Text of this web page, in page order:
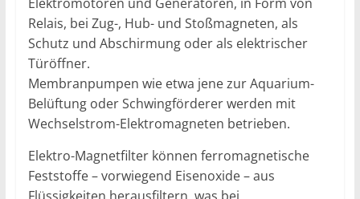
Relais, bei Zug-, Hub- und Stoßmagneten, als
Schutz und Abschirmung oder als elektrischer
Türöffner.
Membranpumpen wie etwa jene zur Aquarium-
Belüftung oder Schwingförderer werden mit
Wechselstrom-Elektromagneten betrieben.
Elektro-Magnetfilter können ferromagnetische
Feststoffe – vorwiegend Eisenoxide – aus